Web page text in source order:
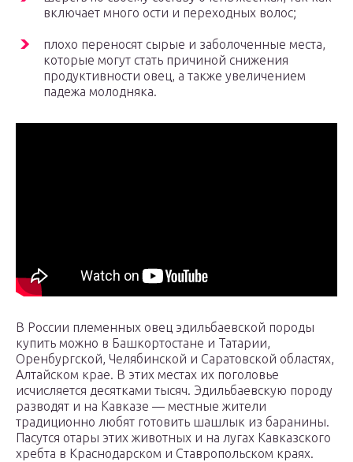
включает много ости и переходных волос;
плохо переносят сырые и заболоченные места,
которые могут стать причиной снижения
продуктивности овец, а также увеличением
падежа молодняка.
В России племенных овец эдильбаевской породы
купить можно в Башкортостане и Татарии,
Оренбургской, Челябинской и Саратовской областях,
Алтайском крае. В этих местах их поголовье
исчисляется десятками тысяч. Эдильбаевскую породу
разводят и на Кавказе — местные жители
традиционно любят готовить шашлык из баранины.
Пасутся отары этих животных и на лугах Кавказского
хребта в Краснодарском и Ставропольском краях.